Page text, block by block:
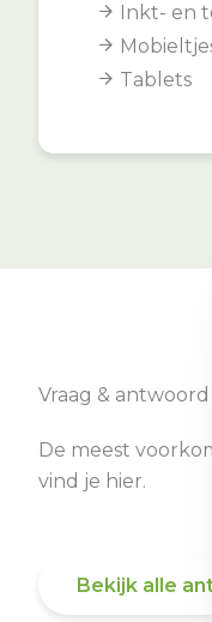
Inkt- en
Tablets
Vraag & antwoord
De meest
vind je hier.
Bekijk alle